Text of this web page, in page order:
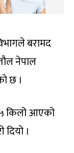
बरामद
नेपाल
छ ।
किलो आएको
।